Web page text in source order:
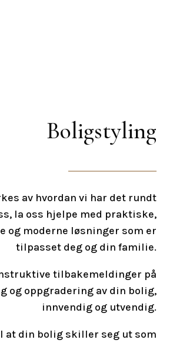
Boligstyling
av hvordan vi har det rundt
la oss hjelpe med praktiske,
og moderne løsninger som er
tilpasset deg og din familie.
tilbakemeldinger på
og oppgradering av din bolig,
innvendig og utvendig.
at din bolig skiller seg ut som